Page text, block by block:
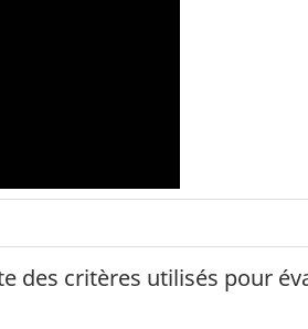
des critères utilisés pour